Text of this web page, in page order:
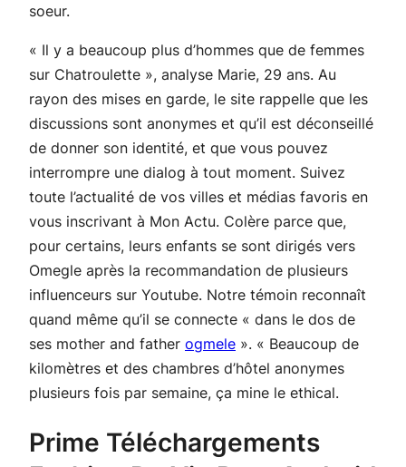
soeur.
« Il y a beaucoup plus d’hommes que de femmes
sur Chatroulette », analyse Marie, 29 ans. Au
rayon des mises en garde, le site rappelle que les
discussions sont anonymes et qu’il est déconseillé
de donner son identité, et que vous pouvez
interrompre une dialog à tout moment. Suivez
toute l’actualité de vos villes et médias favoris en
vous inscrivant à Mon Actu. Colère parce que,
pour certains, leurs enfants se sont dirigés vers
Omegle après la recommandation de plusieurs
influenceurs sur Youtube. Notre témoin reconnaît
quand même qu’il se connecte « dans le dos de
ses mother and father ogmele ». « Beaucoup de
kilomètres et des chambres d’hôtel anonymes
plusieurs fois par semaine, ça mine le ethical.
Prime Téléchargements